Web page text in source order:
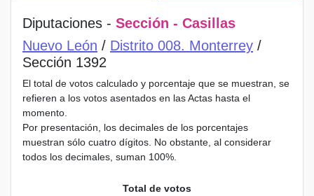
Diputaciones - Sección - Casillas
Nuevo León / Distrito 008. Monterrey /
Sección 1392
El total de votos calculado y porcentaje que se muestran, se
refieren a los votos asentados en las Actas hasta el
momento.
Por presentación, los decimales de los porcentajes
muestran sólo cuatro dígitos. No obstante, al considerar
todos los decimales, suman 100%.
Total de votos